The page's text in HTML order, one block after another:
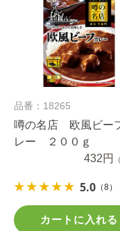
品番：18265
噂の名店 欧風ビー
レー ２００ｇ
432円
5.0 （8）
カートに入れる